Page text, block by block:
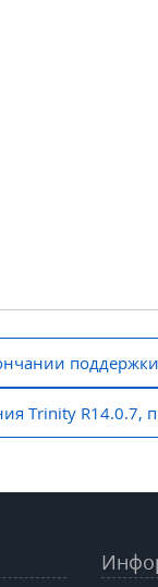
Trinity R14.0.7,